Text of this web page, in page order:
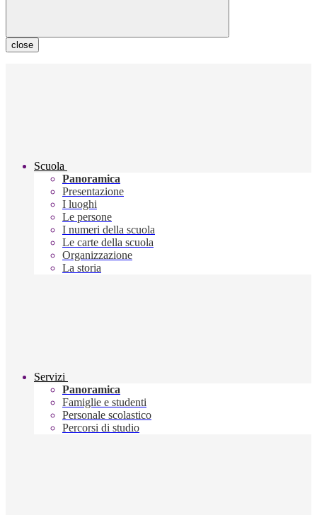
close
Scuola
Panoramica
Presentazione
I luoghi
Le persone
I numeri della scuola
Le carte della scuola
Organizzazione
La storia
Servizi
Panoramica
Famiglie e studenti
Personale scolastico
Percorsi di studio